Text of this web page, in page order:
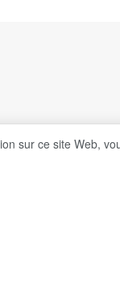
sur ce site Web,